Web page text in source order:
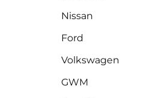
Nissan
Ford
Volkswagen
GWM